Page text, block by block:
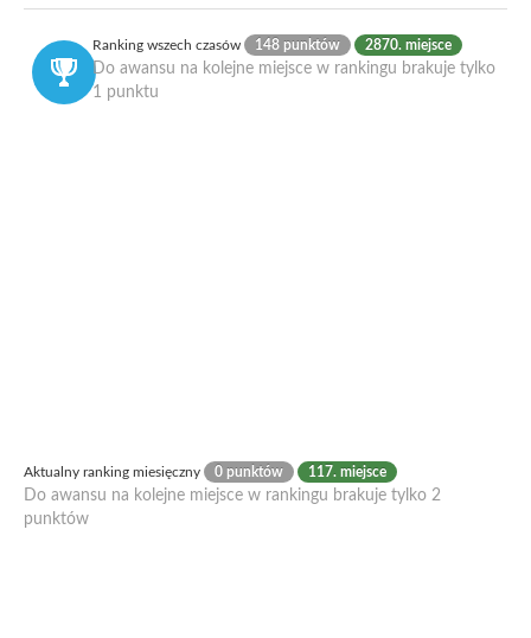
Ranking wszech czasów 148 punktów 2870. miejsce
Do awansu na kolejne miejsce w rankingu brakuje tylko
1 punktu
Aktualny ranking miesięczny 0 punktów 117. miejsce
Do awansu na kolejne miejsce w rankingu brakuje tylko 2
punktów